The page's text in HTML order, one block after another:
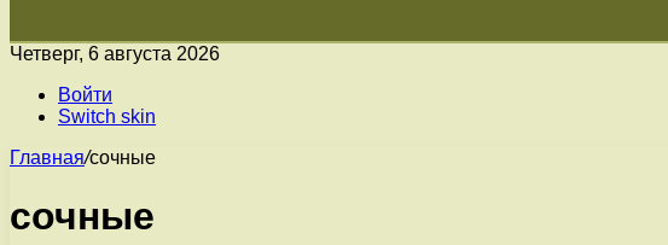
Четверг, 6 августа 2026
Войти
Switch skin
Главная/сочные
сочные